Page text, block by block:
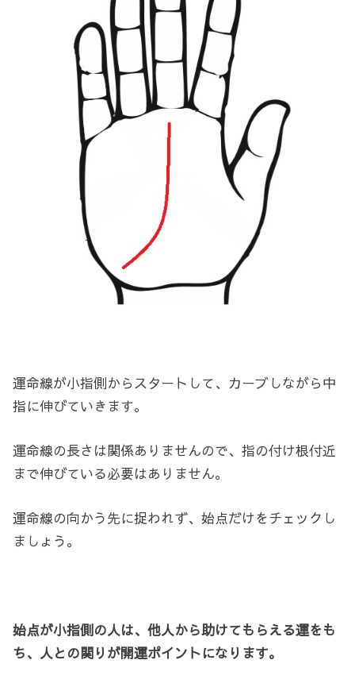
運命線が小指側からスタートして、カーブしながら中
指に伸びていきます。
運命線の長さは関係ありませんので、指の付け根付近
まで伸びている必要はありません。
運命線の向かう先に捉われず、始点だけをチェックし
ましょう。
始点が小指側の人は、他人から助けてもらえる運をも
ち、人との関りが開運ポイントになります。